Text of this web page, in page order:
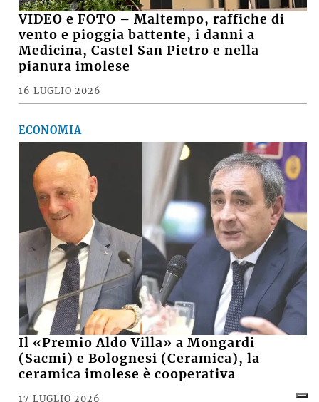
VIDEO e FOTO – Maltempo, raffiche di
vento e pioggia battente, i danni a
Medicina, Castel San Pietro e nella
pianura imolese
16 LUGLIO 2026
ECONOMIA
Il «Premio Aldo Villa» a Mongardi
(Sacmi) e Bolognesi (Ceramica), la
ceramica imolese è cooperativa
17 LUGLIO 2026